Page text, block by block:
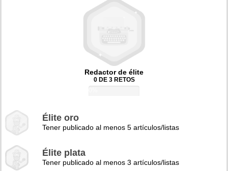
Redactor de élite
0 DE 3 RETOS
Élite oro
Tener publicado al menos 5 artículos/listas
Élite plata
Tener publicado al menos 3 artículos/listas